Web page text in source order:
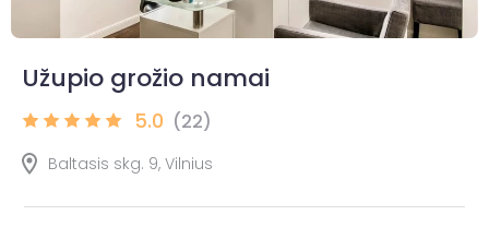
Užupio grožio namai
5.0 (22)
Baltasis skg. 9, Vilnius